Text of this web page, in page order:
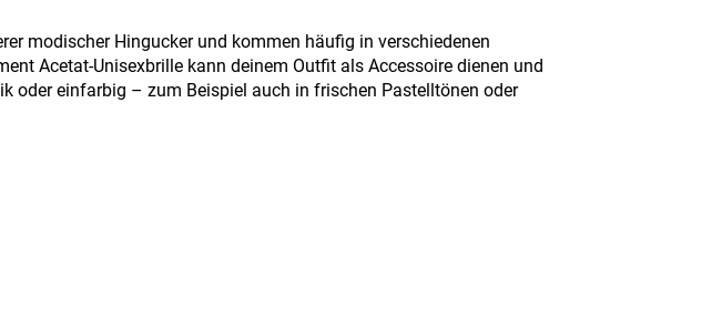
modischer Hingucker und kommen häufig in verschiedenen
Acetat-Unisexbrille kann deinem Outfit als Accessoire dienen und
oder einfarbig – zum Beispiel auch in frischen Pastelltönen oder